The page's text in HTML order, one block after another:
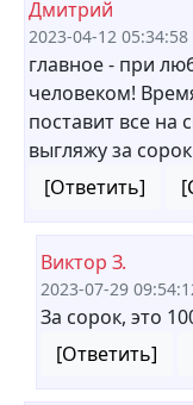
Дмитрий
2023-04-12 05:34:58
главное - при
человеком!
поставит все на
выгляжу за
[Ответить]
Виктор З.
2023-07-29
За сорок, это
[Ответить]